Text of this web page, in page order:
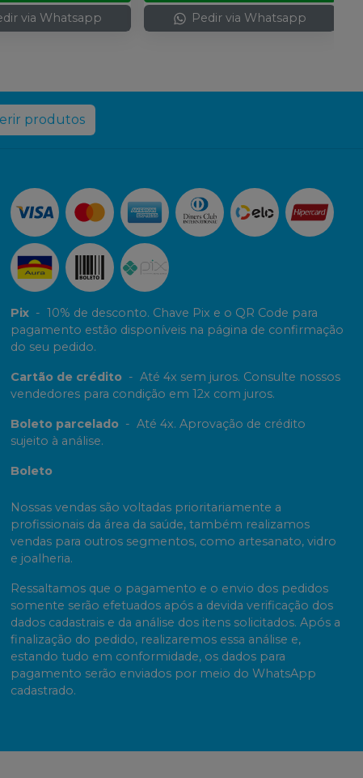
via Whatsapp Pedir via Whatsapp
produtos
Pix - 10% de desconto. Chave Pix e o QR Code para
pagamento estão disponíveis na página de confirmação
do seu pedido.
Cartão de crédito - Até 4x sem juros. Consulte nossos
vendedores para condição em 12x com juros.
Boleto parcelado - Até 4x. Aprovação de crédito
sujeito à análise.
Boleto
Nossas vendas são voltadas prioritariamente a
profissionais da área da saúde, também realizamos
vendas para outros segmentos, como artesanato, vidro
e joalheria.
Ressaltamos que o pagamento e o envio dos pedidos
somente serão efetuados após a devida verificação dos
dados cadastrais e da análise dos itens solicitados. Após a
finalização do pedido, realizaremos essa análise e,
estando tudo em conformidade, os dados para
pagamento serão enviados por meio do WhatsApp
cadastrado.